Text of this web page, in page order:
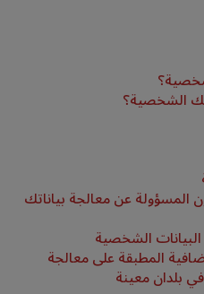
Jin Jiang
الشخصية؟
المسؤولة عن معالجة بياناتك
المطبقة على معالجة
بلدان معينة